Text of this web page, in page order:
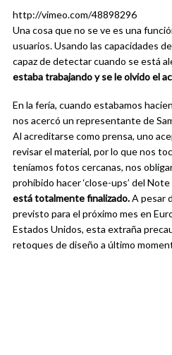
http://vimeo.com/48898296
Una cosa que no se ve es una
usuarios. Usando las capacidades
capaz de detectar cuando se está
estaba trabajando y se le olvido el
En la fería, cuando estabamos
nos acercó un representante de
Al acreditarse como prensa, uno
revisar el material, por lo que nos
teníamos fotos cercanas, nos
prohibido hacer ‘close-ups’ del Note
está totalmente finalizado.A pesar
previsto para el próximo mes en
Estados Unidos, esta extraña
retoques de diseño a último